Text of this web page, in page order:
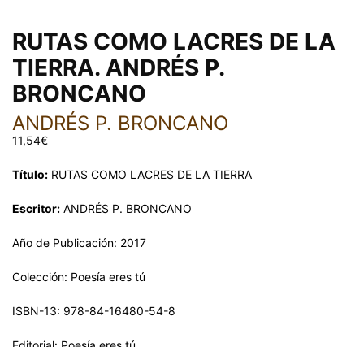
RUTAS COMO LACRES DE LA
TIERRA. ANDRÉS P.
BRONCANO
ANDRÉS P. BRONCANO
11,54€
Título: RUTAS COMO LACRES DE LA TIERRA
Escritor: ANDRÉS P. BRONCANO
Año de Publicación: 2017
Colección: Poesía eres tú
ISBN-13: 978-84-16480-54-8